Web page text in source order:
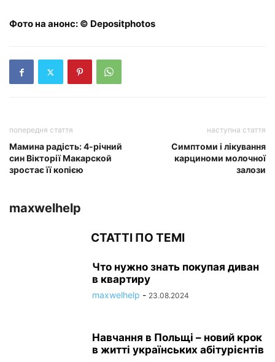
Фото на анонс: © Depositphotos
попередня стаття
Мамина радість: 4-річний
син Вікторії Макарской
зростає її копією
наступна стаття
Симптоми і лікування
карциноми молочної
залози
maxwelhelp
СТАТТІ ПО ТЕМІ
Что нужно знать покупая диван
в квартиру
maxwelhelp - 23.08.2024
Навчання в Польщі – новий крок
в житті українських абітурієнтів